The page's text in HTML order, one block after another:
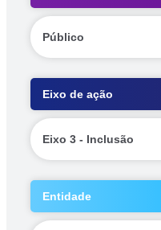
Público
Eixo de ação
Eixo 3 - Inclusão
Entidade